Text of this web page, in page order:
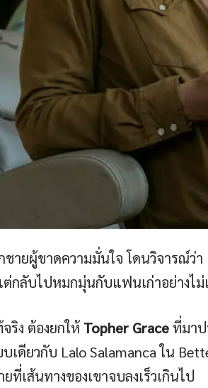
ายผู้ขาดความมั่นใจ โดนวิจารณ์ว่
กลับไปหมกมุ่นกับแฟนเก่าอย่างไม่
ริง ต้องยกให้ Topher Graceที่มาป
ดียวกับ Lalo Salamanca ใน
เส้นทางของเขาจบลงเร็วเกินไป